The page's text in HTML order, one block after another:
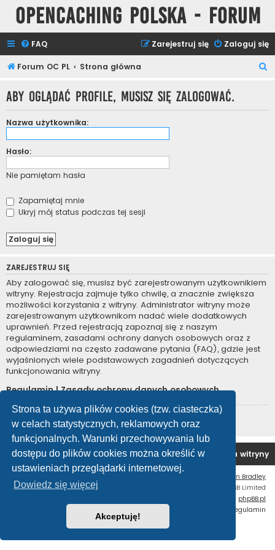
Strona ta używa plików cookies (tzw. ciasteczka)
w celach statystycznych, reklamowych oraz
funkcjonalnych. Warunki przechowywania lub
dostępu do plików cookies można określić w
ustawieniach przeglądarki internetowej.
Dowiedz się więcej
Akceptuję!
Opencaching Polska - Forum
FAQ Zaloguj się
Zarejestruj się
Forum OC PL Strona główna
k
Aby oglądać profile, musisz się zalogować.
Nazwa użytkownika:
Hasło:
Nie pamiętam hasła
Zapamiętaj mnie
Ukryj mój status podczas tej sesji
ZAREJESTRUJ SIĘ
Aby zalogować się, musisz być zarejestrowanym użytkownikiem
witryny. Rejestracja zajmuje tylko chwilę, a znacznie zwiększa
możliwości korzystania z witryny. Administrator witryny może
zarejestrowanym użytkownikom nadać wiele dodatkowych
uprawnień. Przed rejestracją zapoznaj się z naszym
regulaminem, zasadami ochrony danych osobowych oraz z
odpowiedziami na często zadawane pytania (FAQ), gdzie jest
wyjaśnionych wiele podstawowych zagadnień dotyczących
funkcjonowania witryny.
Regulamin|Zasady ochrony danych osobowych
Zarejestruj się
Forum OC PL Strona główna Usuń ciasteczka witryny
Ian Bradley
Technologię dostarcza
® Forum Software © phpBB Limited
phpBB.pl
Regulamin